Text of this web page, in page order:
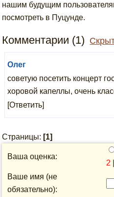
нашим будущим
посмотреть в Пуцунде.
Комментарии (1)
Олег
советую посетить концерт
хоровой капеллы, очень
[Ответить]
Страницы: [1]
Ваша оценка:
2
Ваше имя (не
обязательно):